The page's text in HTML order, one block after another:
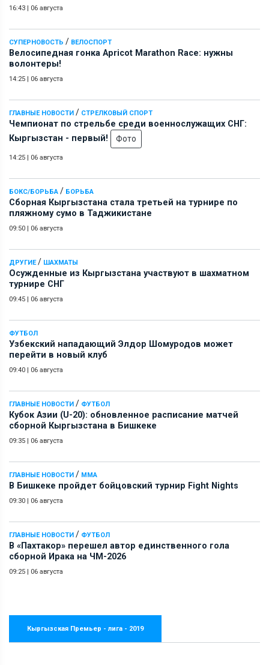
16:43 | 06 августа
СУПЕРНОВОСТЬ / ВЕЛОСПОРТ
Велосипедная гонка Apricot Marathon Race: нужны
волонтеры!
14:25 | 06 августа
ГЛАВНЫЕ НОВОСТИ / СТРЕЛКОВЫЙ СПОРТ
Чемпионат по стрельбе среди военнослужащих СНГ:
Кыргызстан - первый!
Фото
14:25 | 06 августа
БОКС/БОРЬБА / БОРЬБА
Сборная Кыргызстана стала третьей на турнире по
пляжному сумо в Таджикистане
09:50 | 06 августа
ДРУГИЕ/ ШАХМАТЫ
Осужденные из Кыргызстана участвуют в шахматном
турнире СНГ
09:45 | 06 августа
ФУТБОЛ
Узбекский нападающий Элдор Шомуродов может
перейти в новый клуб
09:40 | 06 августа
ГЛАВНЫЕ НОВОСТИ / ФУТБОЛ
Кубок Азии (U-20): обновленное расписание матчей
сборной Кыргызстана в Бишкеке
09:35 | 06 августа
ГЛАВНЫЕ НОВОСТИ / ММА
В Бишкеке пройдет бойцовский турнир Fight Nights
09:30 | 06 августа
ГЛАВНЫЕ НОВОСТИ / ФУТБОЛ
В «Пахтакор» перешел автор единственного гола
сборной Ирака на ЧМ-2026
09:25 | 06 августа
Кыргызская Премьер - лига - 2019